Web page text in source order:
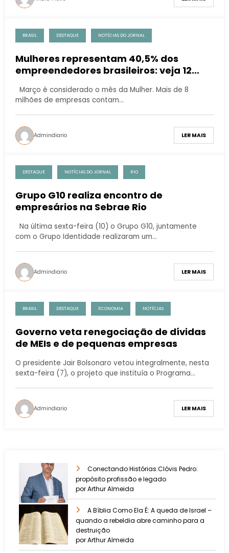
BRASIL DESTAQUE NOTÍCIAS DO JORNAL
Mulheres representam 40,5% dos
empreendedores brasileiros: veja 12
da economia do Brasil
Março é considerado o mês da Mulher. Mais de 8
milhões de empresas contam…
Admindiario LER MAIS
DESTAQUE NOTÍCIAS DO JORNAL RIO
Grupo G10 realiza encontro de
empresários na Sebrae Rio
Na última sexta-feira (10) o Grupo G10, juntamente
com o Grupo Identidade realizaram um…
Admindiario LER MAIS
BRASIL DESTAQUE ECONOMIA NOTÍCIAS
Governo veta renegociação de dívidas
de MEIs e de pequenas empresas
O presidente Jair Bolsonaro vetou integralmente, nesta
sexta-feira (7), o projeto que instituía o Programa…
Admindiario LER MAIS
Conectando Histórias:Clóvis Pedro:
propósito profissão e legado
por Arthur Almeida
A Bíblia Como Ela É: A queda de Israel –
quando a rebeldia abre caminho para a
destruição
por Arthur Almeida